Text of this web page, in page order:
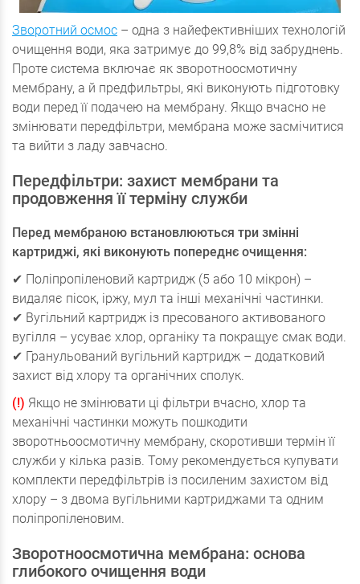
Зворотний осмос – одна з найефективніших технологій
очищення води, яка затримує до 99,8% від забруднень.
Проте система включає як зворотноосмотичну
мембрану, а й предфильтры, які виконують підготовку
води перед її подачею на мембрану. Якщо вчасно не
змінювати передфільтри, мембрана може засмічитися
та вийти з ладу завчасно.
Передфільтри: захист мембрани та
продовження її терміну служби
Перед мембраною встановлюються три змінні
картриджі, які виконують попереднє очищення:
✔ Поліпропіленовий картридж (5 або 10 мікрон) –
видаляє пісок, іржу, мул та інші механічні частинки.
✔ Вугільний картридж із пресованого активованого
вугілля – усуває хлор, органіку та покращує смак води.
✔ Гранульований вугільний картридж – додатковий
захист від хлору та органічних сполук.
(!) Якщо не змінювати ці фільтри вчасно, хлор та
механічні частинки можуть пошкодити
зворотньоосмотичну мембрану, скоротивши термін її
служби у кілька разів. Тому рекомендується купувати
комплекти передфільтрів із посиленим захистом від
хлору – з двома вугільними картриджами та одним
поліпропіленовим.
Зворотноосмотична мембрана: основа
глибокого очищення води